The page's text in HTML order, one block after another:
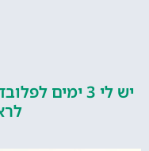
יש לי 3 ימים
לראות